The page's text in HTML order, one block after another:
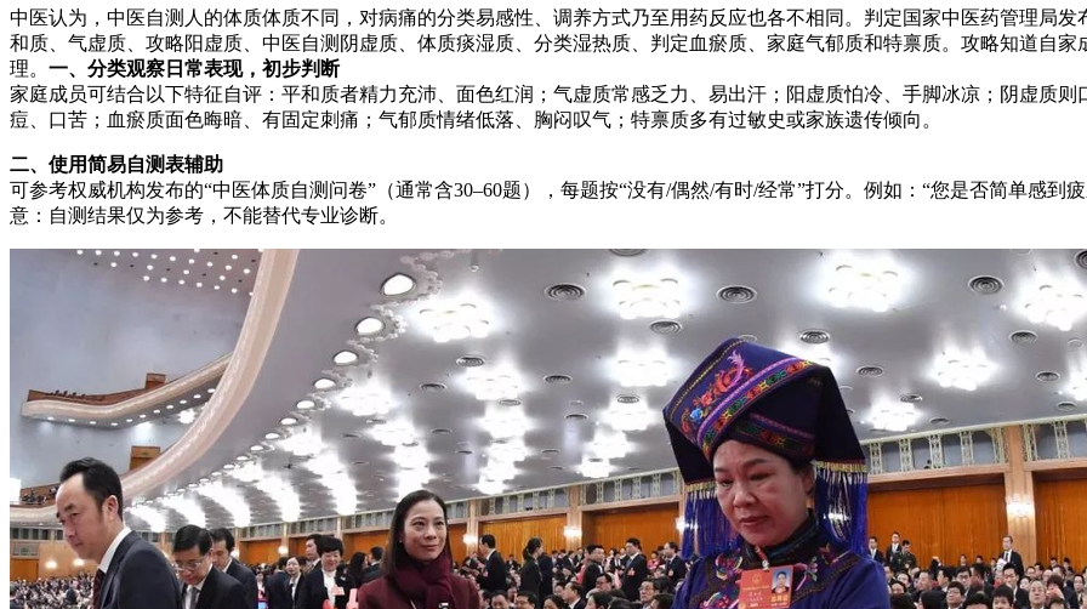
中医认为，中医自测人的体质体质不同，对病痛的分类易感性、调养方式乃至用药反应也各不相同。判定国家中医药管理局
和质、气虚质、攻略阳虚质、中医自测阴虚质、体质痰湿质、分类湿热质、判定血瘀质、家庭气郁质和特禀质。攻略知道自家
理。 一、分类观察日常表现，初步判断
家庭成员可结合以下特征自评：平和质者精力充沛、面色红润；气虚质常感乏力、易出汗；阳虚质怕冷、手脚冰凉；阴虚质
痘、口苦；血瘀质面色晦暗、有固定刺痛；气郁质情绪低落、胸闷叹气；特禀质多有过敏史或家族遗传倾向。
二、使用简易自测表辅助
可参考权威机构发布的“中医体质自测问卷”（通常含30–60题），每题按“没有/偶然/有时/经常”打分。例如：“您是否简单感到
意：自测结果仅为参考，不能替代专业诊断。